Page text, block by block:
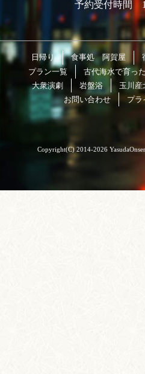
予約受付時間
日帰り 食事処 阿賀屋
プラン一覧
古代海水で育っ
大衆演劇
岩盤浴 玉川産
お問い合わせ
プラ
Copyright(C) 2014-2026